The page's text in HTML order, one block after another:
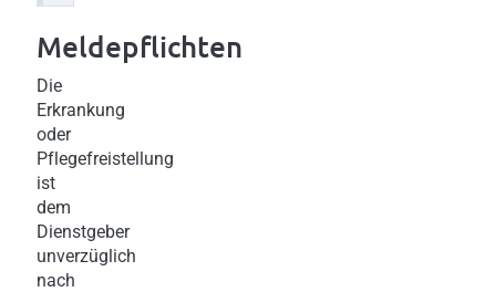
Meldepflichten
Die
Erkrankung
oder
Pflegefreistellung
ist
dem
Dienstgeber
unverzüglich
nach